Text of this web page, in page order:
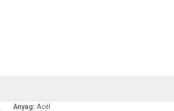
Anyag: Acél